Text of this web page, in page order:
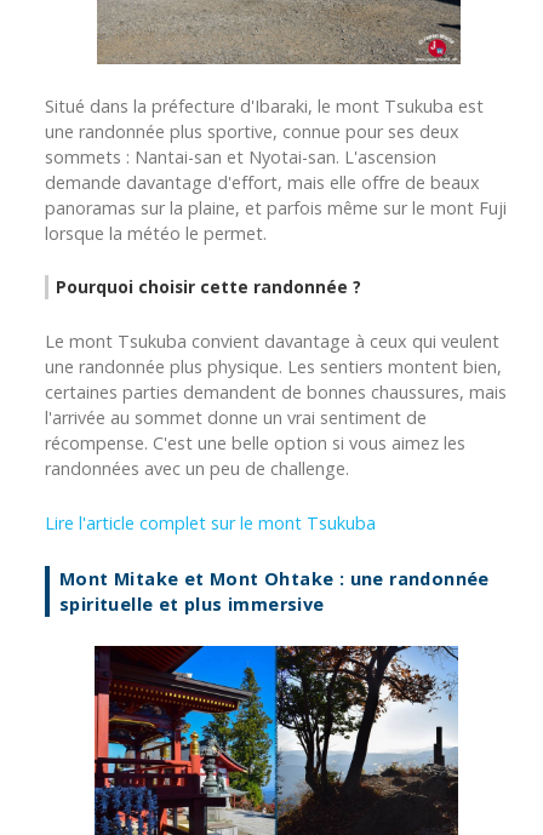
Situé dans la préfecture d'Ibaraki, le mont Tsukuba est
une randonnée plus sportive, connue pour ses deux
sommets : Nantai-san et Nyotai-san. L'ascension
demande davantage d'effort, mais elle offre de beaux
panoramas sur la plaine, et parfois même sur le mont Fuji
lorsque la météo le permet.
Pourquoi choisir cette randonnée ?
Le mont Tsukuba convient davantage à ceux qui veulent
une randonnée plus physique. Les sentiers montent bien,
certaines parties demandent de bonnes chaussures, mais
l'arrivée au sommet donne un vrai sentiment de
récompense. C'est une belle option si vous aimez les
randonnées avec un peu de challenge.
Lire l'article complet sur le mont Tsukuba
Mont Mitake et Mont Ohtake : une randonnée
spirituelle et plus immersive